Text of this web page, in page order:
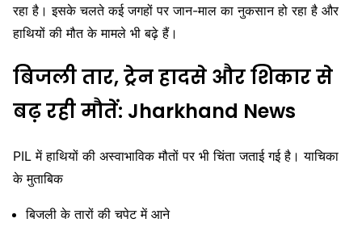
रहा है। इसके चलते कई जगहों पर जान-माल का नुकसान हो रहा है और
हाथियों की मौत के मामले भी बढ़े हैं।
बिजली तार, ट्रेन हादसे और शिकार से
बढ़ रही मौतें: Jharkhand News
PIL में हाथियों की अस्वाभाविक मौतों पर भी चिंता जताई गई है। याचिका
के मुताबिक
बिजली के तारों की चपेट में आने